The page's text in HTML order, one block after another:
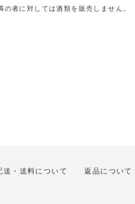
の者に対しては酒類を販売しません。
送・送料について 返品について